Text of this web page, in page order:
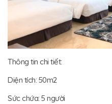
Thông tin chi tiết:
Diện tích: 50m2
Sức chứa: 5 người